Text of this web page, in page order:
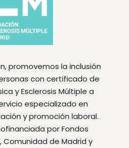
promovemos la inclusión
con certificado de
y Esclerosis Múltiple a
especializado en
y promoción laboral.
por Fondos
Comunidad de Madrid y